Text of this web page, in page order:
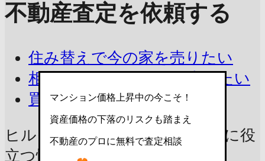
不動産査定を依頼する
住み替えで今の家を売りたい
相続したマンションを売りたい
買取を相談したい
ヒルクレスト世田谷松原の売却に役
立つ情報をチェック！
マンション価格上昇中の今こそ！
資産価格の下落のリスクも踏まえ
不動産のプロに無料で査定相談